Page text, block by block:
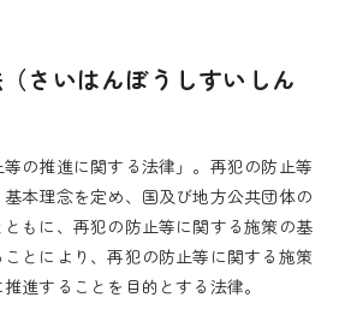
さいはんぼうしすいしん
の推進に関する法律」。再犯の防止等
本理念を定め、国及び地方公共団体の
もに、再犯の防止等に関する施策の基
とにより、再犯の防止等に関する施策
進することを目的とする法律。